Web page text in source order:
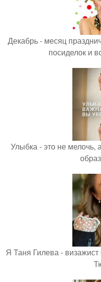
Декабрь - месяц
посиделок и
Улыбка - это не мелочь,
Я Таня Гилева - визажист